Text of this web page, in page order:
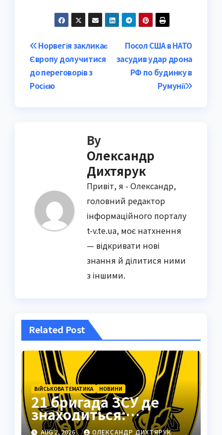
Post
navigation
Посол США в НАТО
засудив удар дрона
РФ по будинку в
Румунії
Норвегія закликає
Європу долучитися
до переговорів з
Росією
By
Олександр
Дихтярук
Привіт, я - Олександр,
головний редактор
інформаційного порталу
t-v.te.ua, моє натхнення
— відкривати нові
знання й ділитися ними
з іншими.
Related Post
ВІЙСЬКОВА ТЕМАТИКА НОВИНИ
21 бригада ЗСУ де
знаходиться:
Подільськ як
AUG 2, 2026 ОЛЕКСАНДР ДИХТЯРУК